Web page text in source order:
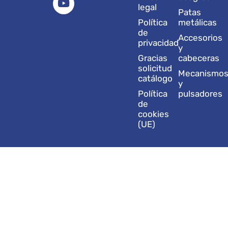
b
legal
Política
de
privacidad
Gracias
solicitud
catálogo
Política
de
cookies
(UE)
Patas
metálicas
Accesorios
y
cabeceras
y
pulsadores